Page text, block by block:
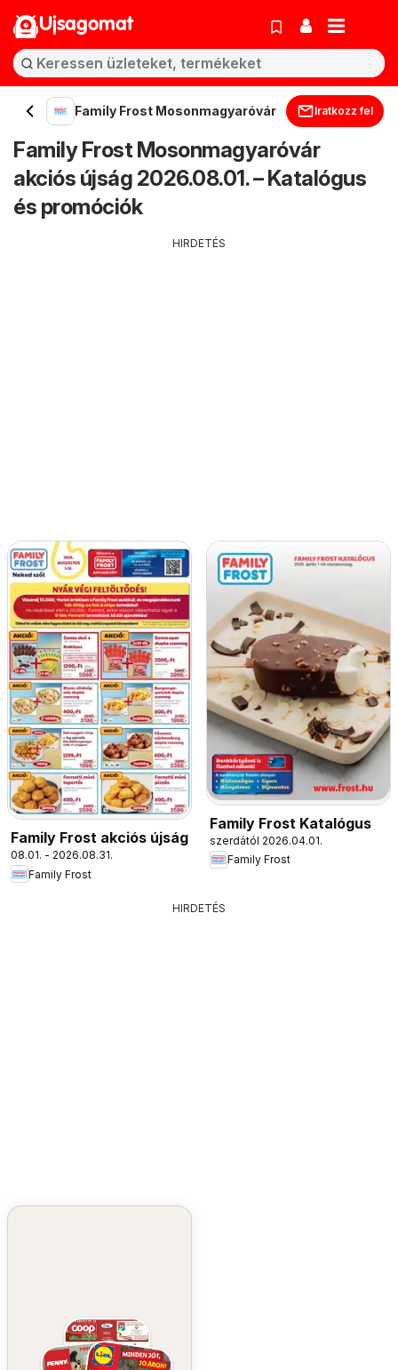
Ujsagomat
Family Frost Mosonmagyaróvár Iratkozz fel
Family Frost Mosonmagyaróvár
akciós újság 2026.08.01. – Katalógus
és promóciók
HIRDETÉS
Family Frost akciós újság
08.01. - 2026.08.31.
Family Frost
Family Frost Katalógus
szerdától 2026.04.01.
Family Frost
HIRDETÉS